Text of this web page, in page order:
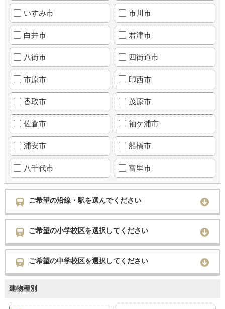
いすみ市 市川市
白井市 君津市
八街市 四街道市
市原市 印西市
香取市 茂原市
佐倉市 袖ケ浦市
浦安市 船橋市
八千代市 富里市
ご希望の沿線・駅を選んでください
ご希望の小学校区を選択してください
ご希望の中学校区を選択してください
建物種別